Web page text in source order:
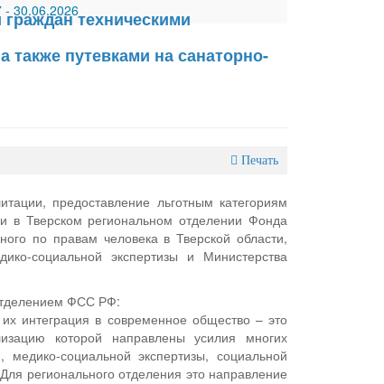
- 30.06.2026техническими
также путевками на санаторно-
Печать
предоставление льготным категориям
в Тверском региональном отделении Фонда
по правам человека в Тверской области,
социальной экспертизы и Министерства
ФСС РФ:
интеграция в современное общество – это
которой направлены усилия многих
социальной экспертизы, социальной
регионального отделения это направление